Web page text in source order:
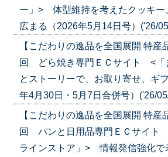
ー」> 体型維持を考えたクッキー
広まる（2026年5月14日号）('26/
【こだわりの逸品を全国展開 特産
回 どら焼き専門ＥＣサイト <
とストーリーで、お取り寄せ、ギ
年4月30日・5月7日合併号）('26/
【こだわりの逸品を全国展開 特
回 パンと日用品専門ＥＣサイト
ラインストア」> 情報発信強化で